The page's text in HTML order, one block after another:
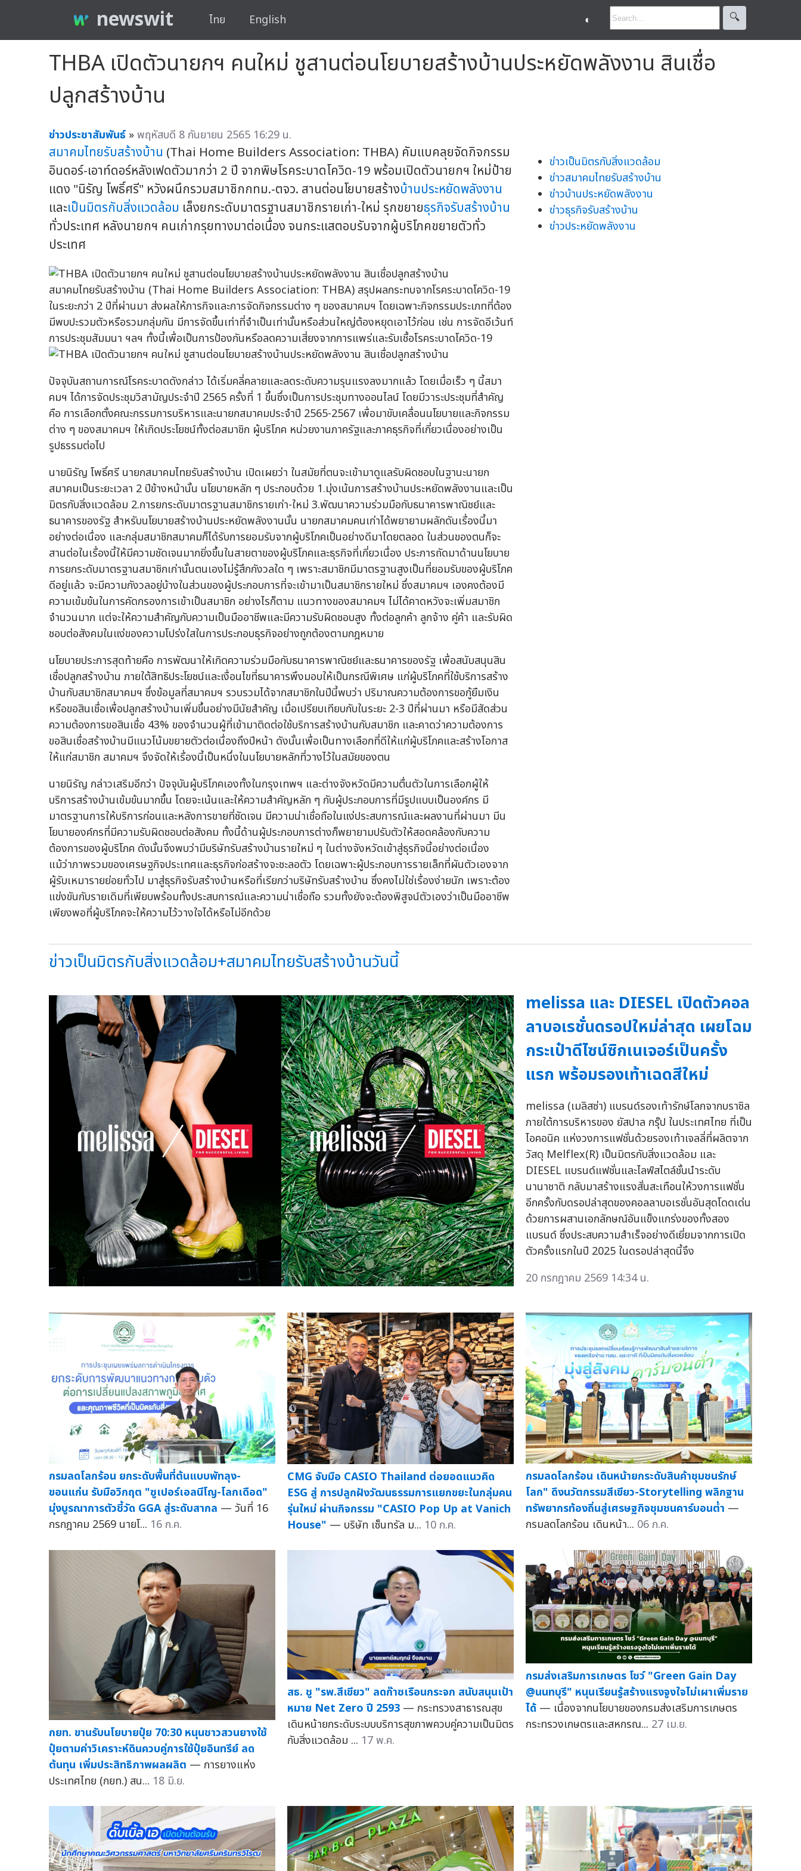
newswit ไทย English ◐ 🔍︎
THBA เปิดตัวนายกฯ คนใหม่ ชูสานต่อนโยบายสร้างบ้านประหยัดพลังงาน สินเชื่อ
ปลูกสร้างบ้าน
ข่าวประชาสัมพันธ์ »พฤหัสบดี 8 กันยายน 2565 16:29 น.
สมาคมไทยรับสร้างบ้าน (Thai Home Builders Association: THBA) คัมแบคลุยจัดกิจกรรม
อินดอร์-เอาท์ดอร์หลังเฟดตัวมากว่า 2 ปี จากพิษโรคระบาดโควิด-19 พร้อมเปิดตัวนายกฯ ใหม่ป้าย
แดง "นิรัญ โพธิ์ศรี" หวังผนึกรวมสมาชิกกทม.-ตจว. สานต่อนโยบายสร้างบ้านประหยัดพลังงาน
และเป็นมิตรกับสิ่งแวดล้อม เล็งยกระดับมาตรฐานสมาชิกรายเก่า-ใหม่ รุกขยายธุรกิจรับสร้างบ้าน
ทั่วประเทศ หลังนายกฯ คนเก่ากรุยทางมาต่อเนื่อง จนกระแสตอบรับจากผู้บริโภคขยายตัวทั่ว
ประเทศ
สมาคมไทยรับสร้างบ้าน (Thai Home Builders Association: THBA) สรุปผลกระทบจากโรคระบาดโควิด-19
ในระยะกว่า 2 ปีที่ผ่านมา ส่งผลให้ภารกิจและการจัดกิจกรรมต่าง ๆ ของสมาคมฯ โดยเฉพาะกิจกรรมประเภทที่ต้อง
มีพบปะรวมตัวหรือรวมกลุ่มกัน มีการจัดขึ้นเท่าที่จำเป็นเท่านั้นหรือส่วนใหญ่ต้องหยุดเอาไว้ก่อน เช่น การจัดอีเว้นท์
การประชุมสัมมนา ฯลฯ ทั้งนี้เพื่อเป็นการป้องกันหรือลดความเสี่ยงจากการแพร่และรับเชื้อโรคระบาดโควิด-19
ปัจจุบันสถานการณ์โรคระบาดดังกล่าว ได้เริ่มคลี่คลายและลดระดับความรุนแรงลงมากแล้ว โดยเมื่อเร็ว ๆ นี้สมา
คมฯ ได้การจัดประชุมวิสามัญประจำปี 2565 ครั้งที่ 1 ขึ้นซึ่งเป็นการประชุมทางออนไลน์ โดยมีวาระประชุมที่สำคัญ
คือ การเลือกตั้งคณะกรรมการบริหารและนายกสมาคมประจำปี 2565-2567 เพื่อมาขับเคลื่อนนโยบายและกิจกรรม
ต่าง ๆ ของสมาคมฯ ให้เกิดประโยชน์ทั้งต่อสมาชิก ผู้บริโภค หน่วยงานภาครัฐและภาคธุรกิจที่เกี่ยวเนื่องอย่างเป็น
รูปธรรมต่อไป
นายนิรัญ โพธิ์ศรี นายกสมาคมไทยรับสร้างบ้าน เปิดเผยว่า ในสมัยที่ตนจะเข้ามาดูแลรับผิดชอบในฐานะนายก
สมาคมเป็นระยะเวลา 2 ปีข้างหน้านั้น นโยบายหลัก ๆ ประกอบด้วย 1.มุ่งเน้นการสร้างบ้านประหยัดพลังงานและเป็น
มิตรกับสิ่งแวดล้อม 2.การยกระดับมาตรฐานสมาชิกรายเก่า-ใหม่ 3.พัฒนาความร่วมมือกับธนาคารพาณิชย์และ
ธนาคารของรัฐ สำหรับนโยบายสร้างบ้านประหยัดพลังงานนั้น นายกสมาคมคนเก่าได้พยายามผลักดันเรื่องนี้มา
อย่างต่อเนื่อง และกลุ่มสมาชิกสมาคมก็ได้รับการยอมรับจากผู้บริโภคเป็นอย่างดีมาโดยตลอด ในส่วนของตนก็จะ
สานต่อในเรื่องนี้ให้มีความชัดเจนมากยิ่งขึ้นในสายตาของผู้บริโภคและธุรกิจที่เกี่ยวเนื่อง ประการถัดมาด้านนโยบาย
การยกระดับมาตรฐานสมาชิกเก่านั้นตนเองไม่รู้สึกกังวลใด ๆ เพราะสมาชิกมีมาตรฐานสูงเป็นที่ยอมรับของผู้บริโภค
ดีอยู่แล้ว จะมีความกังวลอยู่บ้างในส่วนของผู้ประกอบการที่จะเข้ามาเป็นสมาชิกรายใหม่ ซึ่งสมาคมฯ เองคงต้องมี
ความเข้มข้นในการคัดกรองการเข้าเป็นสมาชิก อย่างไรก็ตาม แนวทางของสมาคมฯ ไม่ได้คาดหวังจะเพิ่มสมาชิก
จำนวนมาก แต่จะให้ความสำคัญกับความเป็นมืออาชีพและมีความรับผิดชอบสูง ทั้งต่อลูกค้า ลูกจ้าง คู่ค้า และรับผิด
ชอบต่อสังคมในแง่ของความโปร่งใสในการประกอบธุรกิจอย่างถูกต้องตามกฎหมาย
นโยบายประการสุดท้ายคือ การพัฒนาให้เกิดความร่วมมือกับธนาคารพาณิชย์และธนาคารของรัฐ เพื่อสนับสนุนสิน
เชื่อปลูกสร้างบ้าน ภายใต้สิทธิประโยชน์และเงื่อนไขที่ธนาคารพึงมอบให้เป็นกรณีพิเศษ แก่ผู้บริโภคที่ใช้บริการสร้าง
บ้านกับสมาชิกสมาคมฯ ซึ่งข้อมูลที่สมาคมฯ รวบรวมได้จากสมาชิกในปีนี้พบว่า ปริมาณความต้องการขอกู้ยืมเงิน
หรือขอสินเชื่อเพื่อปลูกสร้างบ้านเพิ่มขึ้นอย่างมีนัยสำคัญ เมื่อเปรียบเทียบกับในระยะ 2-3 ปีที่ผ่านมา หรือมีสัดส่วน
ความต้องการขอสินเชื่อ 43% ของจำนวนผู้ที่เข้ามาติดต่อใช้บริการสร้างบ้านกับสมาชิก และคาดว่าความต้องการ
ขอสินเชื่อสร้างบ้านมีแนวโน้มขยายตัวต่อเนื่องถึงปีหน้า ดังนั้นเพื่อเป็นทางเลือกที่ดีให้แก่ผู้บริโภคและสร้างโอกาส
ให้แก่สมาชิก สมาคมฯ จึงจัดให้เรื่องนี้เป็นหนึ่งในนโยบายหลักที่วางไว้ในสมัยของตน
นายนิรัญ กล่าวเสริมอีกว่า ปัจจุบันผู้บริโภคเองทั้งในกรุงเทพฯ และต่างจังหวัดมีความตื่นตัวในการเลือกผู้ให้
บริการสร้างบ้านเข้มข้นมากขึ้น โดยจะเน้นและให้ความสำคัญหลัก ๆ กับผู้ประกอบการที่มีรูปแบบเป็นองค์กร มี
มาตรฐานการให้บริการก่อนและหลังการขายที่ชัดเจน มีความน่าเชื่อถือในแง่ประสบการณ์และผลงานที่ผ่านมา มีน
โยบายองค์กรที่มีความรับผิดชอบต่อสังคม ทั้งนี้ด้านผู้ประกอบการต่างก็พยายามปรับตัวให้สอดคล้องกับความ
ต้องการของผู้บริโภค ดังนั้นจึงพบว่ามีบริษัทรับสร้างบ้านรายใหม่ ๆ ในต่างจังหวัดเข้าสู่ธุรกิจนี้อย่างต่อเนื่อง
แม้ว่าภาพรวมของเศรษฐกิจประเทศและธุรกิจก่อสร้างจะชะลอตัว โดยเฉพาะผู้ประกอบการรายเล็กที่ผันตัวเองจาก
ผู้รับเหมารายย่อยทั่วไป มาสู่ธุรกิจรับสร้างบ้านหรือที่เรียกว่าบริษัทรับสร้างบ้าน ซึ่งคงไม่ใช่เรื่องง่ายนัก เพราะต้อง
แข่งขันกับรายเดิมที่เพียบพร้อมทั้งประสบการณ์และความน่าเชื่อถือ รวมทั้งยังจะต้องพิสูจน์ตัวเองว่าเป็นมืออาชีพ
เพียงพอที่ผู้บริโภคจะให้ความไว้วางใจได้หรือไม่อีกด้วย
ข่าวเป็นมิตรกับสิ่งแวดล้อม
ข่าวสมาคมไทยรับสร้างบ้าน
ข่าวบ้านประหยัดพลังงาน
ข่าวธุรกิจรับสร้างบ้าน
ข่าวประหยัดพลังงาน
ข่าวเป็นมิตรกับสิ่งแวดล้อม+สมาคมไทยรับสร้างบ้านวันนี้
melissa และ DIESEL เปิดตัวคอล
ลาบอเรชั่นดรอปใหม่ล่าสุด เผยโฉม
กระเป๋าดีไซน์ซิกเนเจอร์เป็นครั้ง
แรก พร้อมรองเท้าเฉดสีใหม่
melissa (เมลิสซ่า) แบรนด์รองเท้ารักษ์โลกจากบราซิล
ภายใต้การบริหารของ ยัสปาล กรุ๊ป ในประเทศไทย ที่เป็น
ไอคอนิค แห่งวงการแฟชั่นด้วยรองเท้าเจลลี่ที่ผลิตจาก
วัสดุ Melflex(R) เป็นมิตรกับสิ่งแวดล้อม และ
DIESEL แบรนด์แฟชั่นและไลฟ์สไตล์ชั้นนำระดับ
นานาชาติ กลับมาสร้างแรงสั่นสะเทือนให้วงการแฟชั่น
อีกครั้งกับดรอปล่าสุดของคอลลาบอเรชั่นอันสุดโดดเด่น
ด้วยการผสานเอกลักษณ์อันแข็งแกร่งของทั้งสอง
แบรนด์ ซึ่งประสบความสำเร็จอย่างดีเยี่ยมจากการเปิด
ตัวครั้งแรกในปี 2025 ในดรอปล่าสุดนี้จึง
20 กรกฎาคม 2569 14:34 น.
กรมลดโลกร้อน ยกระดับพื้นที่ต้นแบบพัทลุง-
ขอนแก่น รับมือวิกฤต "ซูเปอร์เอลนีโญ-โลกเดือด"
มุ่งบูรณาการตัวชี้วัด GGA สู่ระดับสากล — วันที่ 16
กรกฎาคม 2569 นายโ... 16 ก.ค.
CMG จับมือ CASIO Thailand ต่อยอดแนวคิด
ESG สู่ การปลูกฝังวัฒนธรรมการแยกขยะในกลุ่มคน
รุ่นใหม่ ผ่านกิจกรรม "CASIO Pop Up at Vanich
House" — บริษัท เซ็นทรัล ม... 10 ก.ค.
กรมลดโลกร้อน เดินหน้ายกระดับสินค้าชุมชนรักษ์
โลก" ดึงนวัตกรรมสีเขียว-Storytelling พลิกฐาน
ทรัพยากรท้องถิ่นสู่เศรษฐกิจชุมชนคาร์บอนต่ำ —
กรมลดโลกร้อน เดินหน้า... 06 ก.ค.
กยท. ขานรับนโยบายปุ๋ย 70:30 หนุนชาวสวนยางใช้
ปุ๋ยตามค่าวิเคราะห์ดินควบคู่การใช้ปุ๋ยอินทรีย์ ลด
ต้นทุน เพิ่มประสิทธิภาพผลผลิต — การยางแห่ง
ประเทศไทย (กยท.) สน... 18 มิ.ย.
สธ. ชู "รพ.สีเขียว" ลดก๊าซเรือนกระจก สนับสนุนเป้า
หมาย Net Zero ปี 2593 — กระทรวงสาธารณสุข
เดินหน้ายกระดับระบบบริการสุขภาพควบคู่ความเป็นมิตร
กับสิ่งแวดล้อม ... 17 พ.ค.
กรมส่งเสริมการเกษตร โชว์ "Green Gain Day
@นนทบุรี" หนุนเรียนรู้สร้างแรงจูงใจไม่เผาเพิ่มราย
ได้ — เนื่องจากนโยบายของกรมส่งเสริมการเกษตร
กระทรวงเกษตรและสหกรณ... 27 เม.ย.